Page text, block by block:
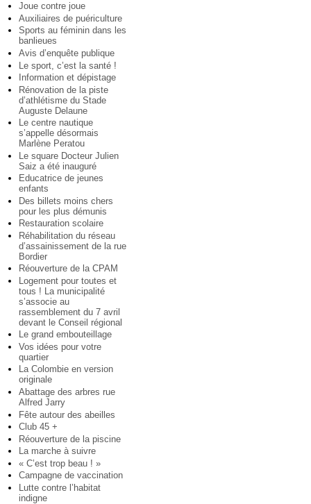
Joue contre joue
Auxiliaires de puériculture
Sports au féminin dans les
banlieues
Avis d’enquête publique
Le sport, c’est la santé !
Information et dépistage
Rénovation de la piste
d’athlétisme du Stade
Auguste Delaune
Le centre nautique
s’appelle désormais
Marlène Peratou
Le square Docteur Julien
Saiz a été inauguré
Educatrice de jeunes
enfants
Des billets moins chers
pour les plus démunis
Restauration scolaire
Réhabilitation du réseau
d’assainissement de la rue
Bordier
Réouverture de la CPAM
Logement pour toutes et
tous ! La municipalité
s’associe au
rassemblement du 7 avril
devant le Conseil régional
Le grand embouteillage
Vos idées pour votre
quartier
La Colombie en version
originale
Abattage des arbres rue
Alfred Jarry
Fête autour des abeilles
Club 45 +
Réouverture de la piscine
La marche à suivre
« C’est trop beau ! »
Campagne de vaccination
Lutte contre l’habitat
indigne